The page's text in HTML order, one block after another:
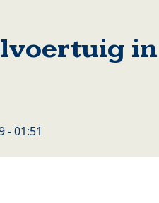
in
- 01:51